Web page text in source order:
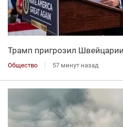
Трамп пригрозил
Общество 57 минут назад